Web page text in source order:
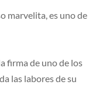
marvelita, es uno de
firma de uno de los
las labores de su